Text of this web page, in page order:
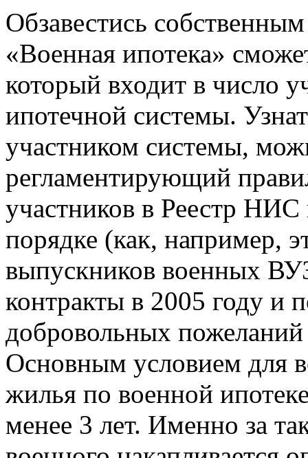
Обзавестись
«Военная ипотека»
который входит в число
ипотечной системы.
участником системы,
регламентирующий
участников в Реестр НИС
порядке (как, например,
выпускников военных
контракты в 2005 году и
добровольных
Основным условием для
жилья по военной
менее 3 лет. Именно за